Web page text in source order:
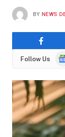
BY NEWS
Follow Us